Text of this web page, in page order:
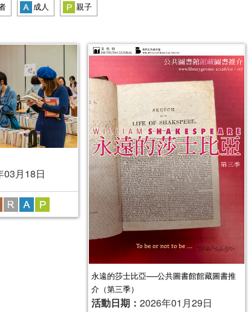
成人 親子
03月18日
永遠的莎士比亞──公共圖書館館藏圖書推
介（第三季）
活動日期： 2026年01月29日